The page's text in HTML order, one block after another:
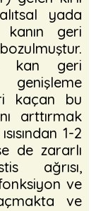
yada
kanın geri
kan geri
kaçan bu
arttırmak
1-2
de zararlı
ağrısı,
ve
ve